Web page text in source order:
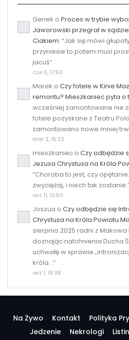
Genek o Proces w trybie
Jaworowski przegrał w
Ciakiem: “Jak się mówi
przyniesie to potem musi
jacuś”
cze 5, 17:50
Marek o Czy fotele w Kinie
remontu? Mieszkaniec pyta o
wcześniej zamontowane nie
fotele pozyskane z Teatru
zamontowano nowe mniej
mar 2, 15:22
mieszkaniec o Czy odbędzie
Jezusa Chrystusa na Króla
“Choroba to jest, czy
zwyciężaj, i niech tak zostanie.
wrz 11, 12:50
Joszua o Czy odbędzie się
Chrystusa na Króla Powiatu
sierpnia 2025 radni z
doznając natchnienia Ducha
uchwałę w sprawie
króla…”
wrz 1, 18:38
Na Żywo Kontakt Polityka
Jedzenie
Nekrologi